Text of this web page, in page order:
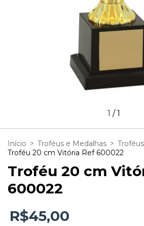
1 /1
Início > Troféus e Medalhas > Troféus
Troféu 20 cm Vitória Ref 600022
Troféu 20 cm
600022
R$45,00